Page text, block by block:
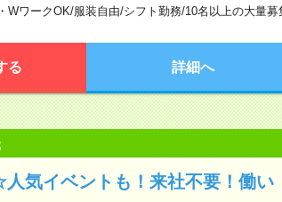
WワークOK/服装自由/シフト勤務/10名以上の大量募
る 詳細へ
気イベントも！来社不要！働い